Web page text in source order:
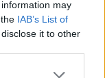
may
IAB’s List of
it to other
or more Google